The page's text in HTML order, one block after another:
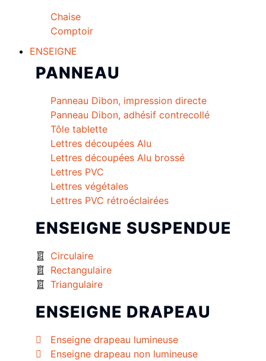
Chaise
Comptoir
ENSEIGNE
PANNEAU
Panneau Dibon, impression directe
Panneau Dibon, adhésif contrecollé
Tôle tablette
Lettres découpées Alu
Lettres découpées Alu brossé
Lettres PVC
Lettres végétales
Lettres PVC rétroéclairées
ENSEIGNE SUSPENDUE
Circulaire
Rectangulaire
Triangulaire
ENSEIGNE DRAPEAU
Enseigne drapeau lumineuse
Enseigne drapeau non lumineuse